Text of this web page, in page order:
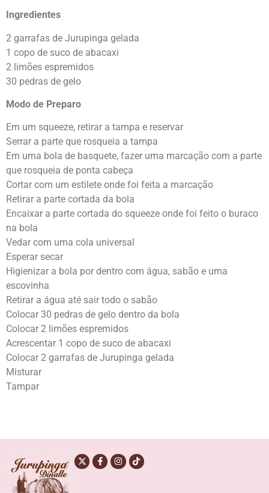
Ingredientes
2 garrafas de Jurupinga gelada
1 copo de suco de abacaxi
2 limões espremidos
30 pedras de gelo
Modo de Preparo
Em um squeeze, retirar a tampa e reservar
Serrar a parte que rosqueia a tampa
Em uma bola de basquete, fazer uma marcação com a parte
que rosqueia de ponta cabeça
Cortar com um estilete onde foi feita a marcação
Retirar a parte cortada da bola
Encaixar a parte cortada do squeeze onde foi feito o buraco
na bola
Vedar com uma cola universal
Esperar secar
Higienizar a bola por dentro com água, sabão e uma
escovinha
Retirar a água até sair todo o sabão
Colocar 30 pedras de gelo dentro da bola
Colocar 2 limões espremidos
Acrescentar 1 copo de suco de abacaxi
Colocar 2 garrafas de Jurupinga gelada
Misturar
Tampar